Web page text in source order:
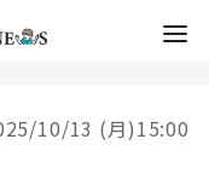
10/13 (月)15:00